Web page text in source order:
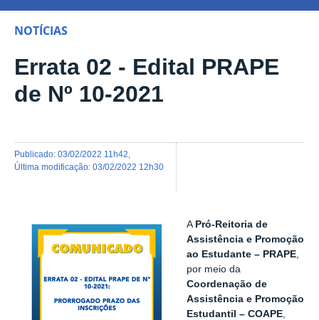
NOTÍCIAS
Errata 02 - Edital PRAPE
de Nº 10-2021
publicado: 03/02/2022 11h42
última modificação: 03/02/2022 12h30
A Pró-Reitoria de
Assistência e Promoção
ao Estudante – PRAPE
por meio da
Coordenação de
Assistência e Promoção
Estudantil – COAPE